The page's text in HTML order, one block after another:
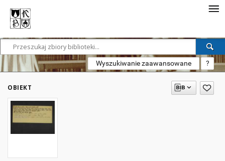
Wyszukiwanie zaawansowane ?
OBIEKT